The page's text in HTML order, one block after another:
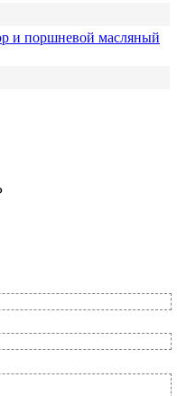
и поршневой масляный